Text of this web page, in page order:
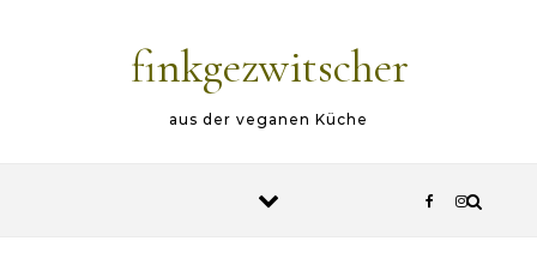
finkgezwitscher
aus der veganen Küche